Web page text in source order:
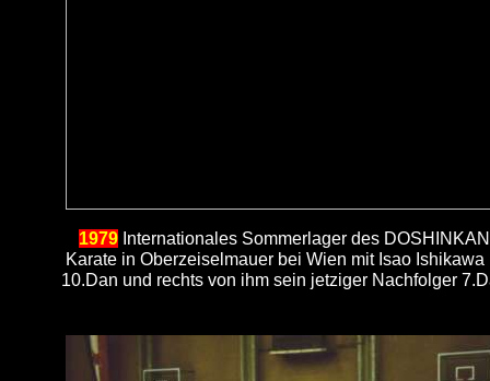
1979 Internationales Sommerlager des DOSHINKAN
Karate in Oberzeiselmauer bei Wien mit Isao Ishikawa
10.Dan und rechts von ihm sein jetziger Nachfolger